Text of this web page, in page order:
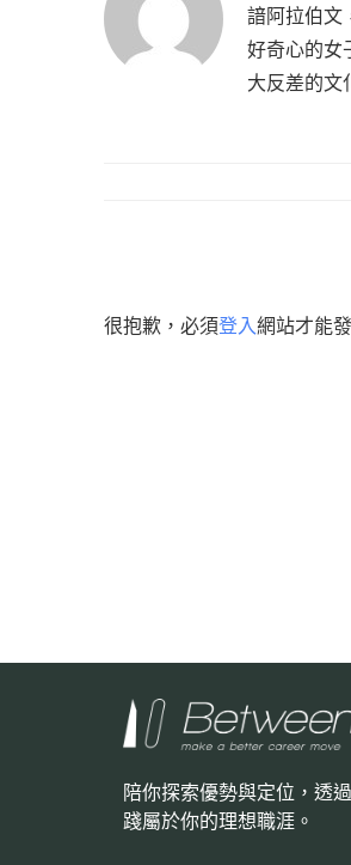
諳阿拉伯文
好奇心的女
大反差的文
很抱歉，必須登入網站才能
陪你探索優勢與定位，透
踐屬於你的理想職涯。